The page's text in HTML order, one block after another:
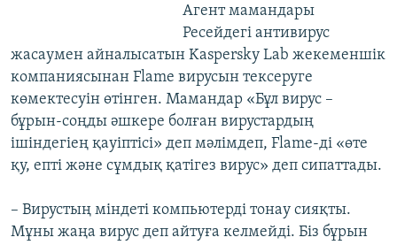
Агент мамандары
Ресейдегі антивирус
жасаумен айналысатын Kaspersky Lab жекеменшік
компаниясынан Flame вирусын тексеруге
көмектесуін өтінген. Мамандар «Бұл вирус –
бұрын-соңды әшкере болған вирустардың
ішіндегіең қауіптісі» деп мәлімдеп, Flame-ді «өте
қу, епті және сұмдық қатігез вирус» деп сипаттады.
– Вирустың міндеті компьютерді тонау сияқты.
Мұны жаңа вирус деп айтуға келмейді. Біз бұрын